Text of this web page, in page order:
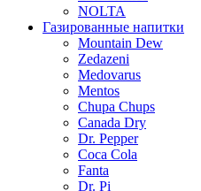
NOLTA
Газированные напитки
Mountain Dew
Zedazeni
Medovarus
Mentos
Chupa Chups
Canada Dry
Dr. Pepper
Coca Cola
Fanta
Dr. Pi